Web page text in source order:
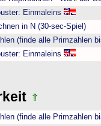
Einmaleins
in N (30-sec-Spiel)
(finde alle Primzahlen
Einmaleins
(finde alle Primzahlen